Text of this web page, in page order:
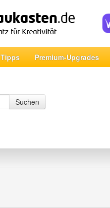
Tipps Premium-Upgrades
Suchen